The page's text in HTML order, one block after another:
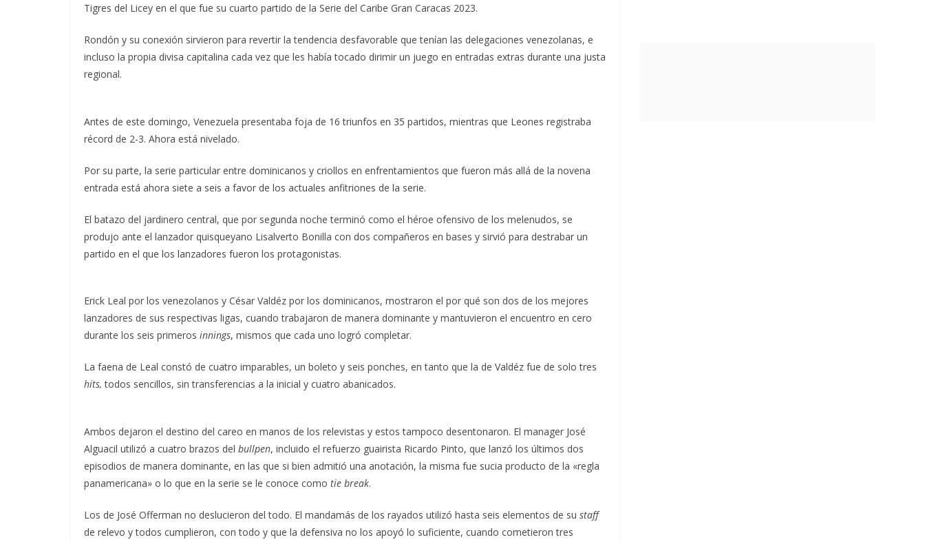
Tigres del Licey en el que fue su cuarto partido de la Serie del Caribe Gran Caracas 2023.
Rondón y su conexión sirvieron para revertir la tendencia desfavorable que tenían las delegaciones venezolanas, e
incluso la propia divisa capitalina cada vez que les había tocado dirimir un juego en entradas extras durante una justa
regional.
Antes de este domingo, Venezuela presentaba foja de 16 triunfos en 35 partidos, mientras que Leones registraba
récord de 2-3. Ahora está nivelado.
Por su parte, la serie particular entre dominicanos y criollos en enfrentamientos que fueron más allá de la novena
entrada está ahora siete a seis a favor de los actuales anfitriones de la serie.
El batazo del jardinero central, que por segunda noche terminó como el héroe ofensivo de los melenudos, se
produjo ante el lanzador quisqueyano Lisalverto Bonilla con dos compañeros en bases y sirvió para destrabar un
partido en el que los lanzadores fueron los protagonistas.
Erick Leal por los venezolanos y César Valdéz por los dominicanos, mostraron el por qué son dos de los mejores
lanzadores de sus respectivas ligas, cuando trabajaron de manera dominante y mantuvieron el encuentro en cero
durante los seis primeros innings, mismos que cada uno logró completar.
La faena de Leal constó de cuatro imparables, un boleto y seis ponches, en tanto que la de Valdéz fue de solo tres
hits, todos sencillos, sin transferencias a la inicial y cuatro abanicados.
Ambos dejaron el destino del careo en manos de los relevistas y estos tampoco desentonaron. El manager José
Alguacil utilizó a cuatro brazos del bullpen, incluido el refuerzo guairista Ricardo Pinto, que lanzó los últimos dos
episodios de manera dominante, en las que si bien admitió una anotación, la misma fue sucia producto de la «regla
panamericana» o lo que en la serie se le conoce como tie break.
Los de José Offerman no deslucieron del todo. El mandamás de los rayados utilizó hasta seis elementos de su staff
de relevo y todos cumplieron, con todo y que la defensiva no los apoyó lo suficiente, cuando cometieron tres